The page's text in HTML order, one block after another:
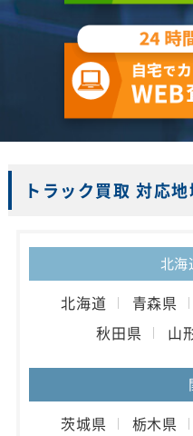
トラック買取 対応地
北
北海道 青森県
秋田県
山
茨城県 栃木県